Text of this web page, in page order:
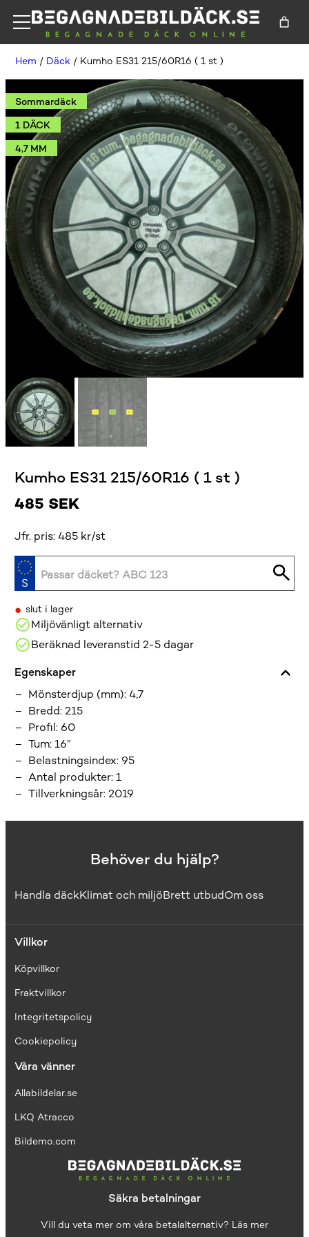
Hem / Däck / Kumho ES31 215/60R16 ( 1 st )
Sommardäck
1 DÄCK
4,7 MM
Kumho ES31 215/60R16 ( 1 st )
485 SEK
Jfr. pris: 485 kr/st
• slut i lager
Miljövänligt alternativ
Beräknad leveranstid 2-5 dagar
Egenskaper
Mönsterdjup (mm):4,7
Bredd:215
Profil: 60
Tum:16”
Belastningsindex: 95
Antal produkter:1
Tillverkningsår:2019
Behöver du hjälp?
Handla däckKlimat och miljöBrett utbudOm oss
Villkor
Köpvillkor
Fraktvillkor
Integritetspolicy
Cookiepolicy
Våra vänner
Allabildelar.se
LKQ Atracco
Bildemo.com
Säkra betalningar
Vill du veta mer om våra betalalternativ? Läs mer